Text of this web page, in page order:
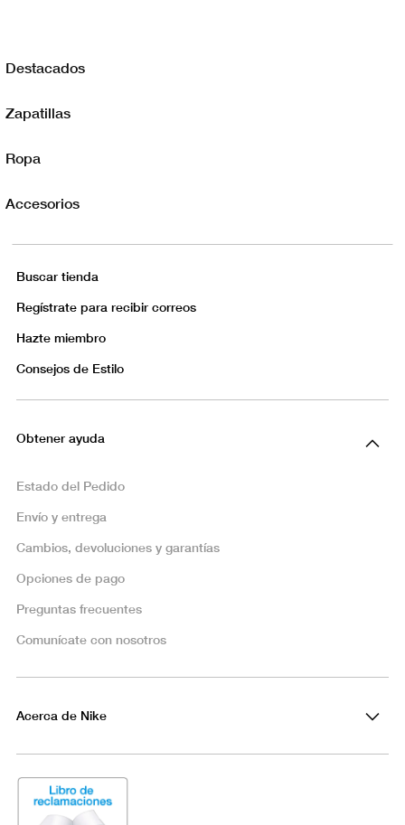
Destacados
Zapatillas
Ropa
Accesorios
Buscar tienda
Regístrate para recibir correos
Hazte miembro
Consejos de Estilo
Obtener ayuda
Estado del Pedido
Envío y entrega
Cambios, devoluciones y garantías
Opciones de pago
Preguntas frecuentes
Comunícate con nosotros
Acerca de Nike